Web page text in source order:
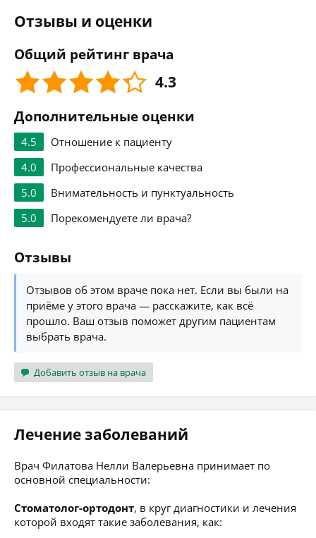
Отзывы и оценки
Общий рейтинг врача
4.3
Дополнительные оценки
4.5
Отношение к пациенту
4.0
Профессиональные качества
5.0
Внимательность и пунктуальность
5.0
Порекомендуете ли врача?
Отзывы
Отзывов об этом враче пока нет. Если вы были на
приёме у этого врача — расскажите, как всё
прошло. Ваш отзыв поможет другим пациентам
выбрать врача.
Добавить отзыв на врача
Лечение заболеваний
Врач Филатова Нелли Валерьевна принимает по
основной специальности:
Стоматолог-ортодонт, в круг диагностики и лечения
которой входят такие заболевания, как: